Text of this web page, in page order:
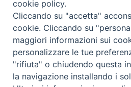
via Amedeo Rossi, 28
c.f.
cookie policy.
Cliccando su "accetta"
cookie. Cliccando su
maggiori informazioni sui
personalizzare le tue
"rifiuta" o chiudendo questa
la navigazione installando i